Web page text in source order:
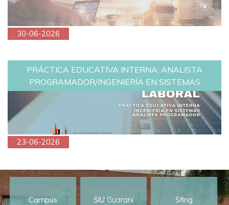
30-06-2026
PRÁCTICA EDUCATIVA INTERNA: ANALISTA
PROGRAMADOR/INGENIERÍA EN SISTEMAS
23-06-2026
Campus SIU Guaraní Sfing